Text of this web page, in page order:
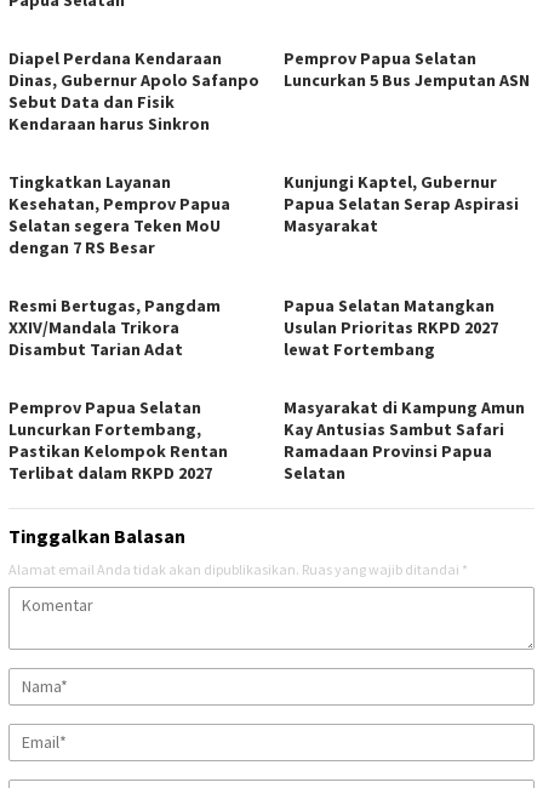
Diapel Perdana Kendaraan
Dinas, Gubernur Apolo Safanpo
Sebut Data dan Fisik
Kendaraan harus Sinkron
Pemprov Papua Selatan
Luncurkan 5 Bus Jemputan ASN
Tingkatkan Layanan
Kesehatan, Pemprov Papua
Selatan segera Teken MoU
dengan 7 RS Besar
Kunjungi Kaptel, Gubernur
Papua Selatan Serap Aspirasi
Masyarakat
Resmi Bertugas, Pangdam
XXIV/Mandala Trikora
Disambut Tarian Adat
Papua Selatan Matangkan
Usulan Prioritas RKPD 2027
lewat Fortembang
Pemprov Papua Selatan
Luncurkan Fortembang,
Pastikan Kelompok Rentan
Terlibat dalam RKPD 2027
Masyarakat di Kampung Amun
Kay Antusias Sambut Safari
Ramadaan Provinsi Papua
Selatan
Tinggalkan Balasan
Alamat email Anda tidak akan dipublikasikan. Ruas yang wajib ditandai *